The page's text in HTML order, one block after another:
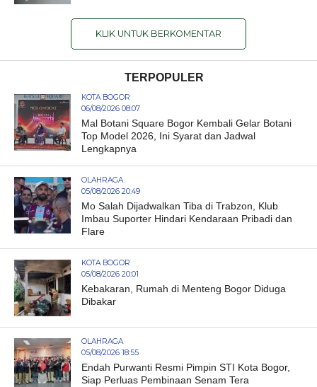
KLIK UNTUK BERKOMENTAR
TERPOPULER
KOTA BOGOR
06/08/2026 08:07
Mal Botani Square Bogor Kembali Gelar Botani
Top Model 2026, Ini Syarat dan Jadwal
Lengkapnya
OLAHRAGA
05/08/2026 20:49
Mo Salah Dijadwalkan Tiba di Trabzon, Klub
Imbau Suporter Hindari Kendaraan Pribadi dan
Flare
KOTA BOGOR
05/08/2026 20:01
Kebakaran, Rumah di Menteng Bogor Diduga
Dibakar
OLAHRAGA
05/08/2026 18:55
Endah Purwanti Resmi Pimpin STI Kota Bogor,
Siap Perluas Pembinaan Senam Tera